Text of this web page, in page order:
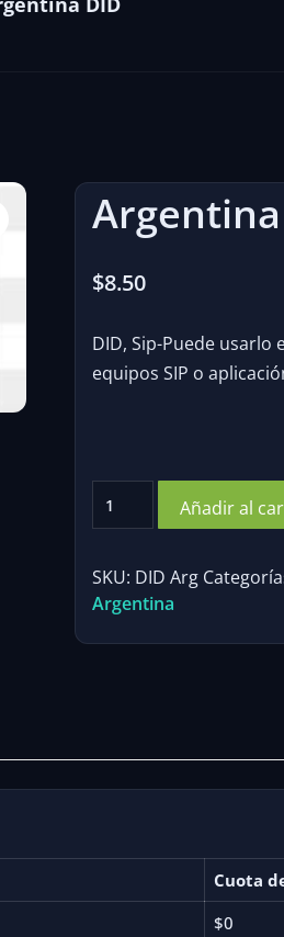
$8.50
DID, Sip-Puede usarlo
equipos SIP o
DID
Añadir al
SKU: DID Arg
Argentina
Cuota
$0